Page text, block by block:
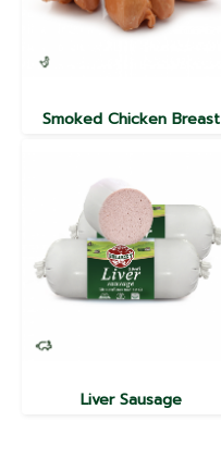
Smoked Chicken Breast
Liver Sausage